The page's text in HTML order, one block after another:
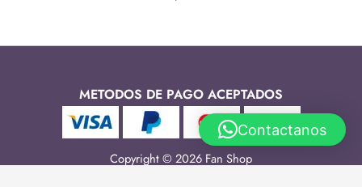
METODOS DE PAGO ACEPTADOS
Copyright © 2026 Fan Shop
Contactanos